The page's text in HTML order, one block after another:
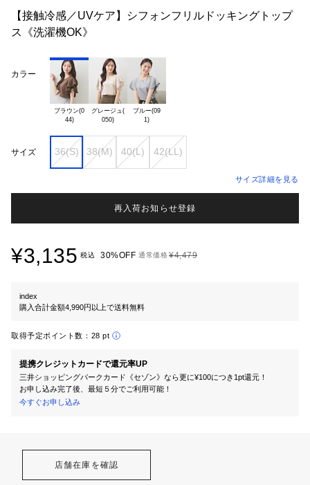
【接触冷感／UVケア】シフォンフリルドッキングトップ
ス《洗濯機OK》
カラー
ブラウン(0
44)
グレージュ(
ブルー(09
サイズ 36(S) 38(M) 40(L) 42(LL)
サイズ詳細を見る
再入荷お知らせ登録
¥3,135 税込 30%OFF 通常価格¥4,479
index
購入合計金額4,990円以上で送料無料
取得予定ポイント数： 28 pt
提携クレジットカードで還元率UP
三井ショッピングパークカード《セゾン》なら更に¥100につき1pt還元！
お申し込み完了後、最短５分でご利用可能！
今すぐお申し込み
店舗在庫を確認